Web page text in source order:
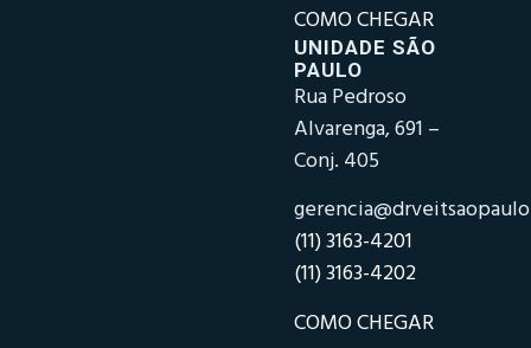
COMO CHEGAR
UNIDADE SÃO
PAULO
Rua Pedroso
Alvarenga, 691 –
Conj. 405
(11) 3163-4201
(11) 3163-4202
COMO CHEGAR